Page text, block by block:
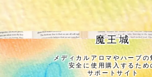
【最新】クイズと花の部屋
★全種/アロマハーブスパイス基材
イズ＆プチ辞典
★アロマ検定＋αクイズ
魔王城
メディカルアロマやハーブの
安全に使用購入するため
サポートサイト